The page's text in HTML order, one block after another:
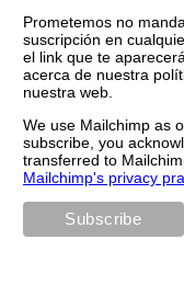
Prometemos no
suscripción en
el link que te
acerca de nuestra
nuestra web.
We use Mailchimp as
subscribe, you
transferred to
Mailchimp's privacy